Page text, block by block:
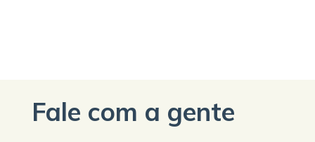
Fale com a gente